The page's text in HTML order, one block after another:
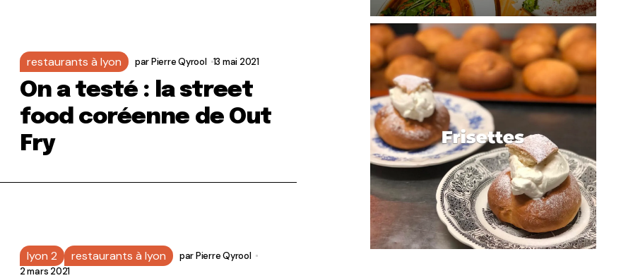
restaurants à lyon parPierre Qyrool 13 mai 2021
On a testé : la street
food coréenne de Out
Fry
lyon 2 restaurants à lyon parPierre Qyrool
2 mars 2021